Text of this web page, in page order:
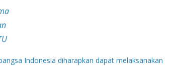
Indonesia diharapkan dapat melaksanakan